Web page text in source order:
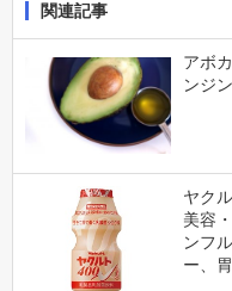
関連記事
アボ
ンジ
ヤク
美容
ンフ
ー、